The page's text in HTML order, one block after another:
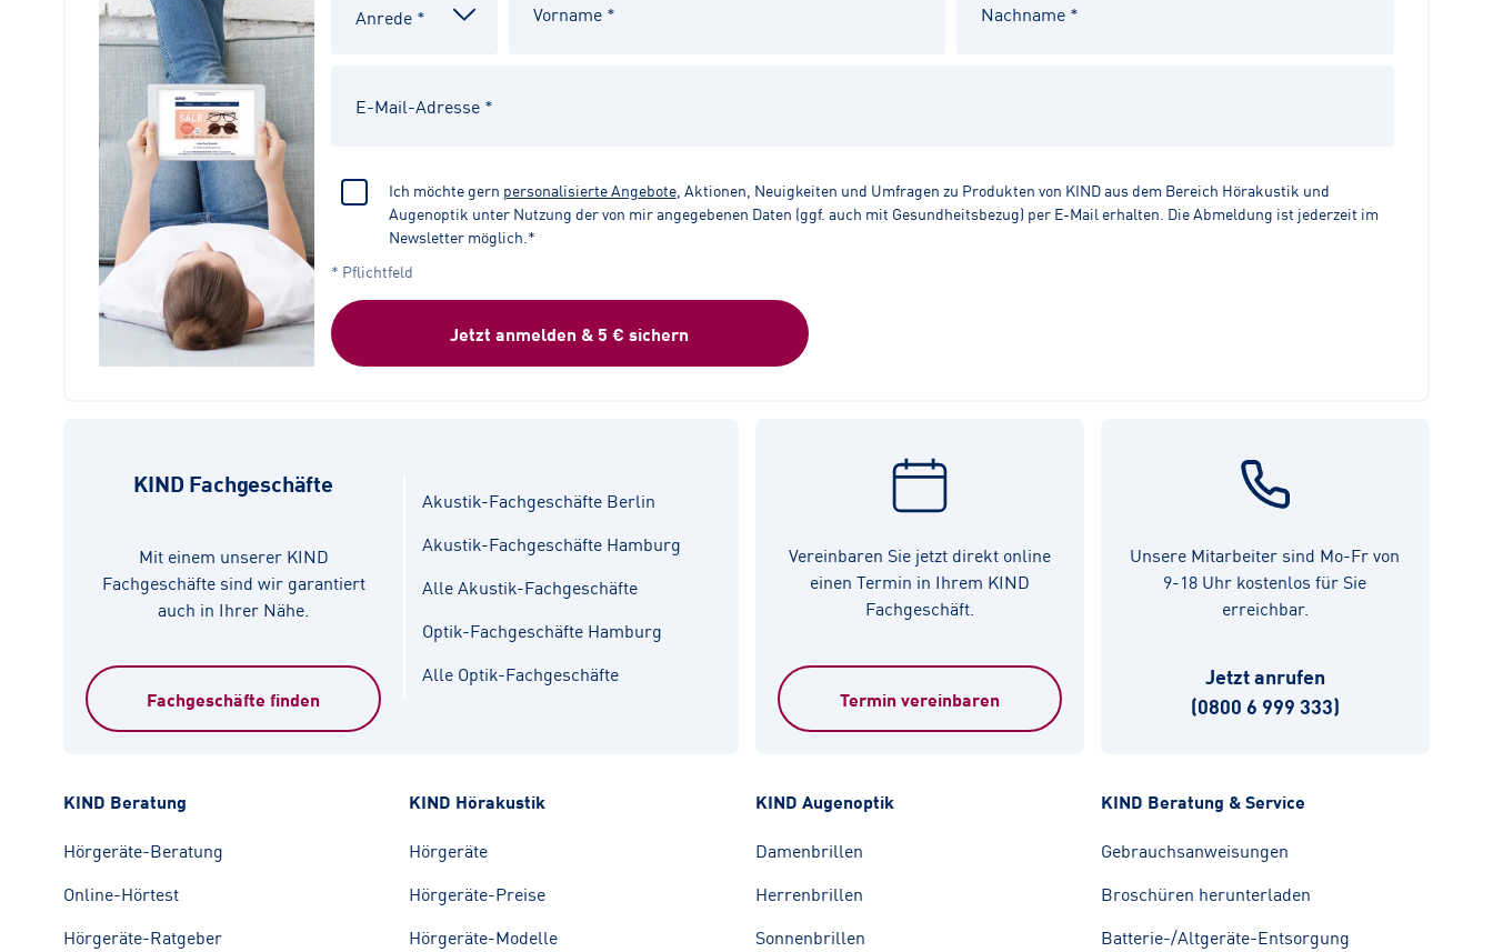
Ich möchte gern personalisierte Angebote, Aktionen, Neuigkeiten und Umfragen zu Produkten von KIND aus dem Bereich Hörakustik und
Augenoptik unter Nutzung der von mir angegebenen Daten (ggf. auch mit Gesundheitsbezug) per E-Mail erhalten. Die Abmeldung ist jederzeit im
Newsletter möglich.*
* Pflichtfeld
Jetzt anmelden & 5 € sichern
KIND Fachgeschäfte
Mit einem unserer KIND
Fachgeschäfte sind wir garantiert
auch in Ihrer Nähe.
Akustik-Fachgeschäfte Berlin
Akustik-Fachgeschäfte Hamburg
Alle Akustik-Fachgeschäfte
Optik-Fachgeschäfte Hamburg
Alle Optik-Fachgeschäfte
Fachgeschäfte finden
Vereinbaren Sie jetzt direkt online
einen Termin in Ihrem KIND
Fachgeschäft.
Termin vereinbaren
Unsere Mitarbeiter sind Mo-Fr von
9-18 Uhr kostenlos für Sie
erreichbar.
Jetzt anrufen
(0800 6 999 333)
KIND Beratung
Hörgeräte-Beratung
Online-Hörtest
Hörgeräte-Ratgeber
KIND Hörakustik
Hörgeräte
Hörgeräte-Preise
Hörgeräte-Modelle
KIND Augenoptik
Damenbrillen
Herrenbrillen
Sonnenbrillen
KIND Beratung & Service
Gebrauchsanweisungen
Broschüren herunterladen
Batterie-/Altgeräte-Entsorgung